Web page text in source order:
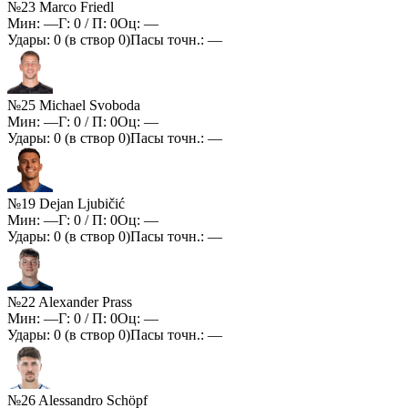
№23 Marco Friedl
Мин: —Г: 0 / П: 0Оц: —
Удары: 0 (в створ 0)Пасы точн.: —
№25 Michael Svoboda
Мин: —Г: 0 / П: 0Оц: —
Удары: 0 (в створ 0)Пасы точн.: —
№19 Dejan Ljubičić
Мин: —Г: 0 / П: 0Оц: —
Удары: 0 (в створ 0)Пасы точн.: —
№22 Alexander Prass
Мин: —Г: 0 / П: 0Оц: —
Удары: 0 (в створ 0)Пасы точн.: —
№26 Alessandro Schöpf